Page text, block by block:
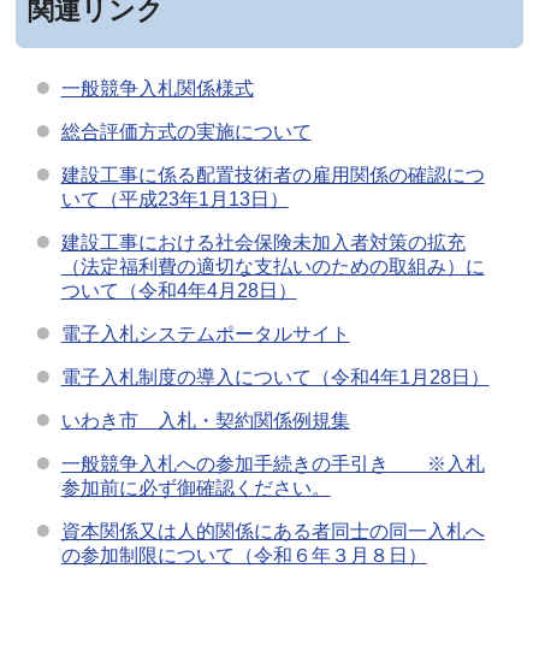
関連リンク
一般競争入札関係様式
総合評価方式の実施について
建設工事に係る配置技術者の雇用関係の確認につ
いて（平成23年1月13日）
建設工事における社会保険未加入者対策の拡充
（法定福利費の適切な支払いのための取組み）に
ついて（令和4年4月28日）
電子入札システムポータルサイト
電子入札制度の導入について（令和4年1月28日）
いわき市 入札・契約関係例規集
一般競争入札への参加手続きの手引き ※入札
参加前に必ず御確認ください。
資本関係又は人的関係にある者同士の同一入札へ
の参加制限について（令和６年３月８日）